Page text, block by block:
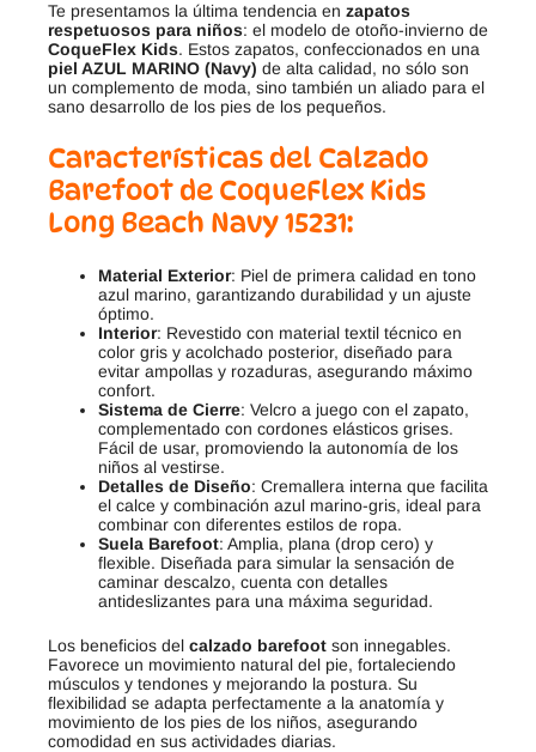
Te presentamos la última tendencia en zapatos
respetuosos para niños: el modelo de otoño-invierno de
CoqueFlex Kids. Estos zapatos, confeccionados en una
piel AZUL MARINO (Navy) de alta calidad, no sólo son
un complemento de moda, sino también un aliado para el
sano desarrollo de los pies de los pequeños.
Características del Calzado
Barefoot de CoqueFlex Kids
Long Beach Navy 15231:
Material Exterior: Piel de primera calidad en tono
azul marino, garantizando durabilidad y un ajuste
óptimo.
Interior: Revestido con material textil técnico en
color gris y acolchado posterior, diseñado para
evitar ampollas y rozaduras, asegurando máximo
confort.
Sistema de Cierre: Velcro a juego con el zapato,
complementado con cordones elásticos grises.
Fácil de usar, promoviendo la autonomía de los
niños al vestirse.
Detalles de Diseño: Cremallera interna que facilita
el calce y combinación azul marino-gris, ideal para
combinar con diferentes estilos de ropa.
Suela Barefoot: Amplia, plana (drop cero) y
flexible. Diseñada para simular la sensación de
caminar descalzo, cuenta con detalles
antideslizantes para una máxima seguridad.
Los beneficios del calzado barefoot son innegables.
Favorece un movimiento natural del pie, fortaleciendo
músculos y tendones y mejorando la postura. Su
flexibilidad se adapta perfectamente a la anatomía y
movimiento de los pies de los niños, asegurando
comodidad en sus actividades diarias.